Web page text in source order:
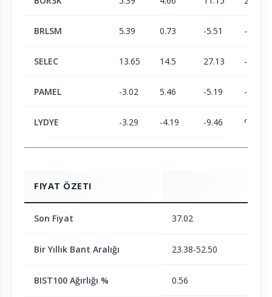
BRLSM 5.39 0.73 -5.51 -6.15
SELEC 13.65 14.5 27.13 -3.63
PAMEL -3.02 5.46 -5.19 -0.74
LYDYE -3.29 -4.19 -9.46 9.82
FIYAT ÖZETI
Son Fiyat 37.02
Bir Yıllık Bant Aralığı 23.38-52.50
BIST100 Ağırlığı % 0.56